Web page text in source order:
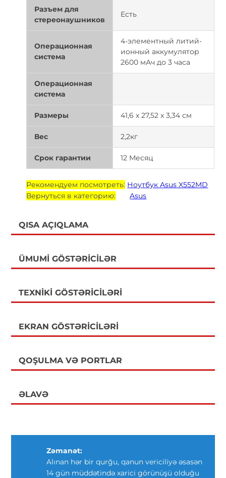
Разъем для
стереонаушников
Есть
Операционная
система
4-элементный литий-
ионный аккумулятор
2600 мАч до 3 часа
Операционная
система
Размеры 41,6 x 27,52 x 3,34 см
Вес 2,2кг
Срок гарантии 12 Месяц
Рекомендуем посмотреть: Ноутбук Asus X552MD
Вернуться в категорию:
Asus
QISA AÇIQLAMA
ÜMUMI GÖSTƏRICILƏR
TEXNIKI GÖSTƏRICILƏRI
EKRAN GÖSTƏRICILƏRI
QOŞULMA VƏ PORTLAR
ƏLAVƏ
Zəmanət:
Alınan hər bir qurğu, qanun vericiliyə əsasən
14 gün müddətində xarici görünüşü olduğu